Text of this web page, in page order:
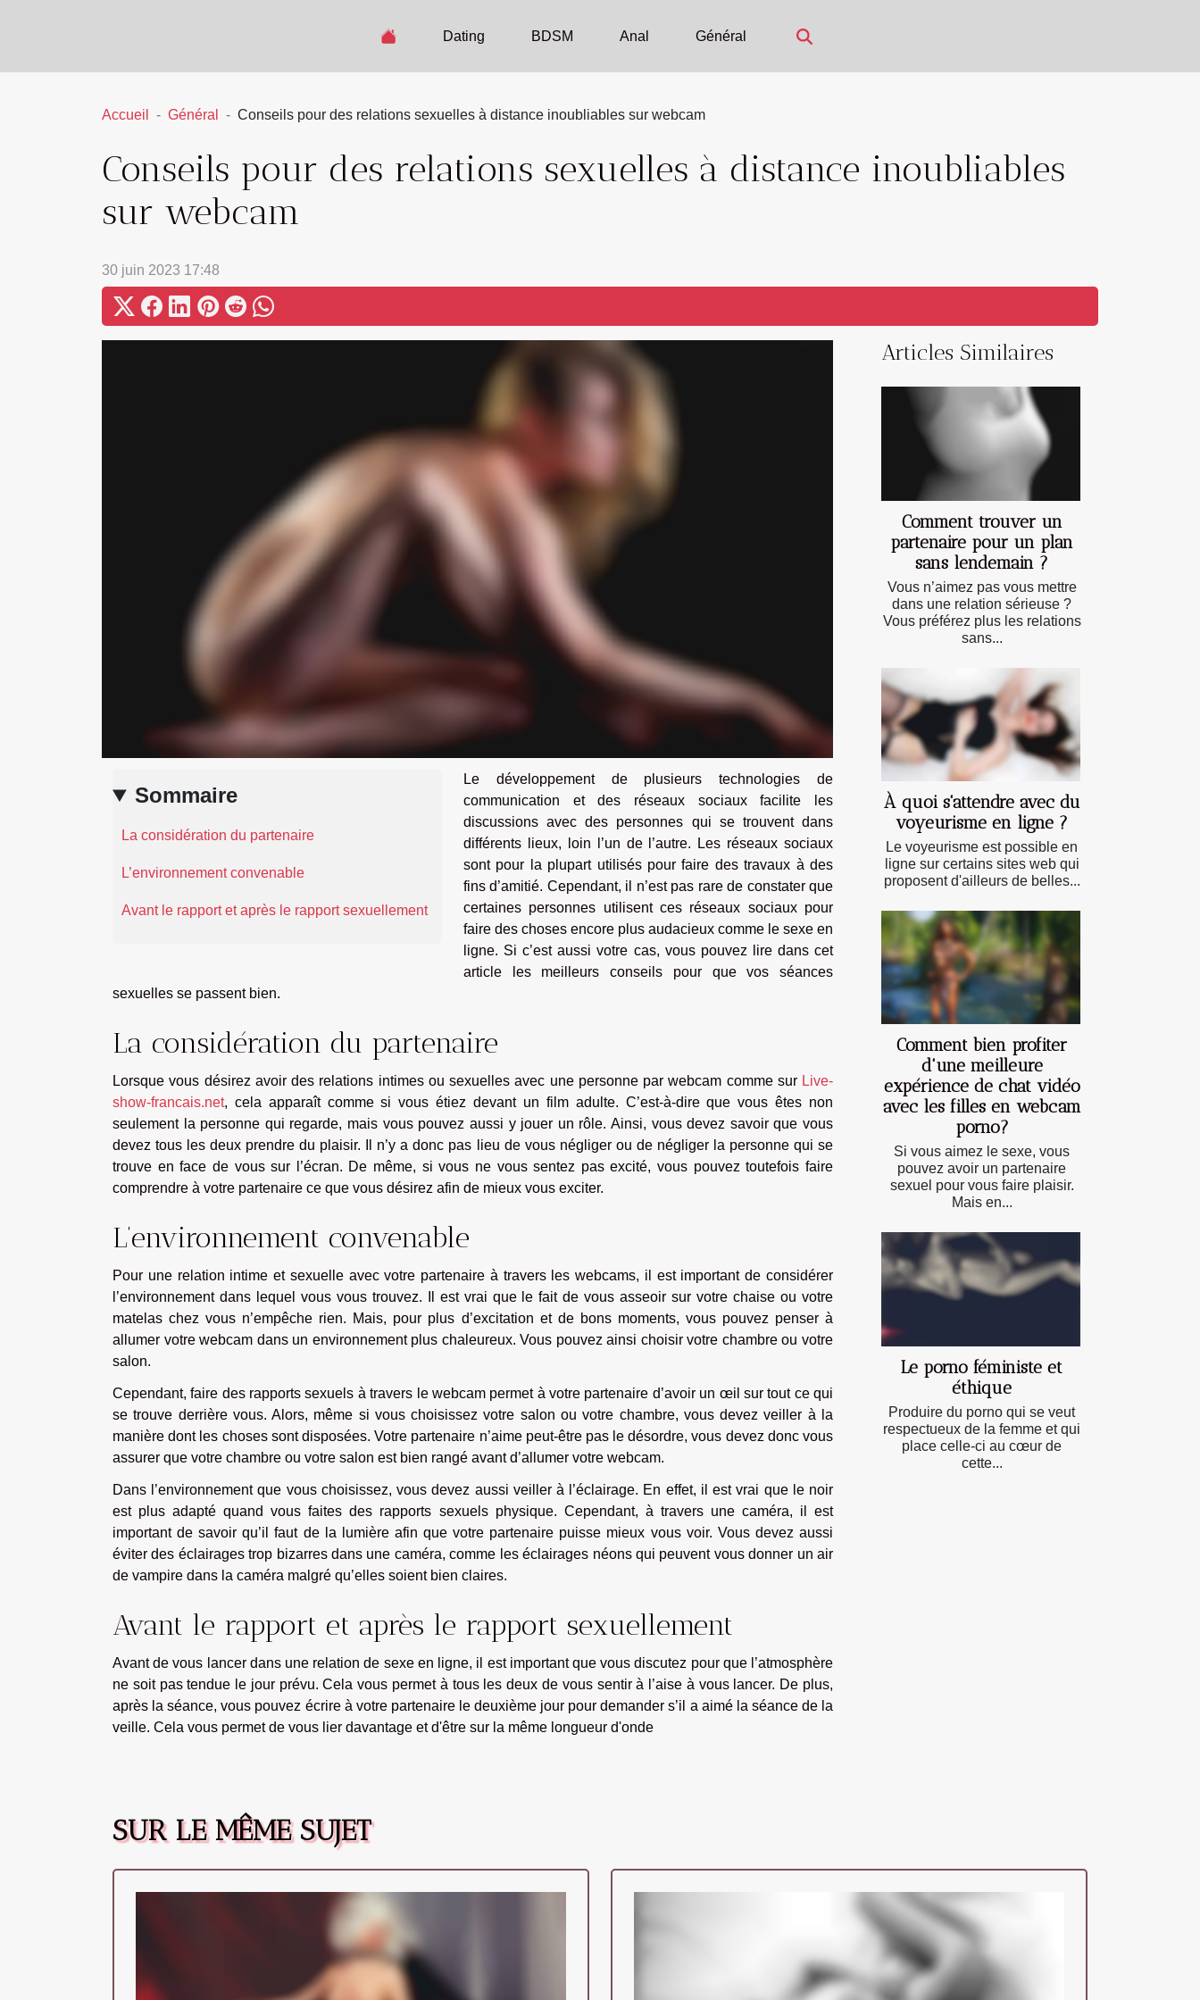
Dating BDSM Anal Général
Accueil Général Conseils pour des relations sexuelles à distance inoubliables sur webcam
Conseils pour des relations sexuelles à distance inoubliables
sur webcam
30 juin 2023 17:48
Sommaire
La considération du partenaire
L’environnement convenable
Avant le rapport et après le rapport sexuellement
Le développement de plusieurs technologies de
communication et des réseaux sociaux facilite les
discussions avec des personnes qui se trouvent dans
différents lieux, loin l’un de l’autre. Les réseaux sociaux
sont pour la plupart utilisés pour faire des travaux à des
fins d’amitié. Cependant, il n’est pas rare de constater que
certaines personnes utilisent ces réseaux sociaux pour
faire des choses encore plus audacieux comme le sexe en
ligne. Si c’est aussi votre cas, vous pouvez lire dans cet
article les meilleurs conseils pour que vos séances
sexuelles se passent bien.
La considération du partenaire
Lorsque vous désirez avoir des relations intimes ou sexuelles avec une personne par webcam comme sur Live-
show-francais.net, cela apparaît comme si vous étiez devant un film adulte. C’est-à-dire que vous êtes non
seulement la personne qui regarde, mais vous pouvez aussi y jouer un rôle. Ainsi, vous devez savoir que vous
devez tous les deux prendre du plaisir. Il n’y a donc pas lieu de vous négliger ou de négliger la personne qui se
trouve en face de vous sur l’écran. De même, si vous ne vous sentez pas excité, vous pouvez toutefois faire
comprendre à votre partenaire ce que vous désirez afin de mieux vous exciter.
L’environnement convenable
Pour une relation intime et sexuelle avec votre partenaire à travers les webcams, il est important de considérer
l’environnement dans lequel vous vous trouvez. Il est vrai que le fait de vous asseoir sur votre chaise ou votre
matelas chez vous n’empêche rien. Mais, pour plus d’excitation et de bons moments, vous pouvez penser à
allumer votre webcam dans un environnement plus chaleureux. Vous pouvez ainsi choisir votre chambre ou votre
salon.
Cependant, faire des rapports sexuels à travers le webcam permet à votre partenaire d’avoir un œil sur tout ce qui
se trouve derrière vous. Alors, même si vous choisissez votre salon ou votre chambre, vous devez veiller à la
manière dont les choses sont disposées. Votre partenaire n’aime peut-être pas le désordre, vous devez donc vous
assurer que votre chambre ou votre salon est bien rangé avant d’allumer votre webcam.
Dans l’environnement que vous choisissez, vous devez aussi veiller à l’éclairage. En effet, il est vrai que le noir
est plus adapté quand vous faites des rapports sexuels physique. Cependant, à travers une caméra, il est
important de savoir qu’il faut de la lumière afin que votre partenaire puisse mieux vous voir. Vous devez aussi
éviter des éclairages trop bizarres dans une caméra, comme les éclairages néons qui peuvent vous donner un air
de vampire dans la caméra malgré qu’elles soient bien claires.
Avant le rapport et après le rapport sexuellement
Avant de vous lancer dans une relation de sexe en ligne, il est important que vous discutez pour que l’atmosphère
ne soit pas tendue le jour prévu. Cela vous permet à tous les deux de vous sentir à l’aise à vous lancer. De plus,
après la séance, vous pouvez écrire à votre partenaire le deuxième jour pour demander s’il a aimé la séance de la
veille. Cela vous permet de vous lier davantage et d'être sur la même longueur d'onde
Articles Similaires
Comment trouver un
partenaire pour un plan
sans lendemain ?
Vous n’aimez pas vous mettre
dans une relation sérieuse ?
Vous préférez plus les relations
sans...
À quoi s'attendre avec du
voyeurisme en ligne ?
Le voyeurisme est possible en
ligne sur certains sites web qui
proposent d'ailleurs de belles...
Comment bien profiter
d'une meilleure
expérience de chat vidéo
avec les filles en webcam
porno?
Si vous aimez le sexe, vous
pouvez avoir un partenaire
sexuel pour vous faire plaisir.
Mais en...
Le porno féministe et
éthique
Produire du porno qui se veut
respectueux de la femme et qui
place celle-ci au cœur de
cette...
SUR LE MÊME SUJET